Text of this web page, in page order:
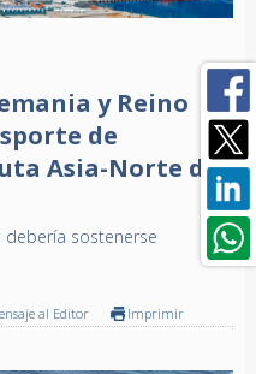
y Reino
de
Asia-Norte de
debería sostenerse
al Editor Imprimir